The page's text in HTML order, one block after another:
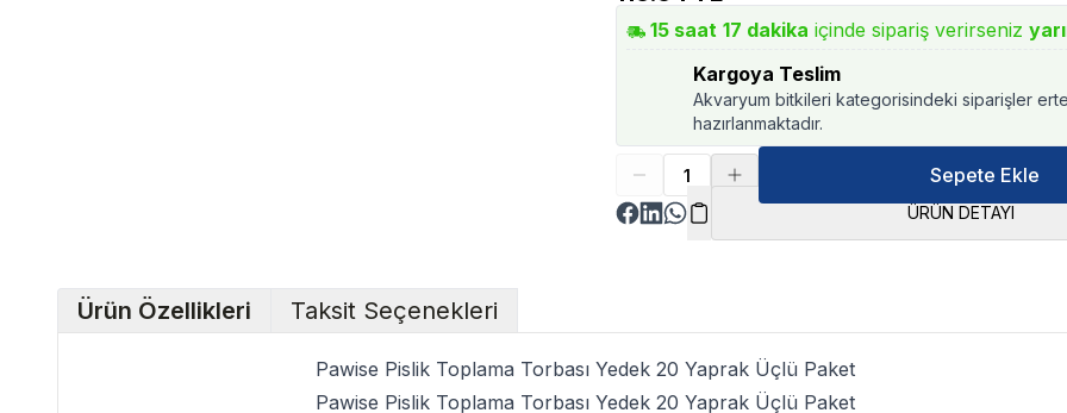
15 saat 17 dakika içinde sipariş verirseniz
Kargoya Teslim
Akvaryum bitkileri kategorisindeki siparişler
hazırlanmaktadır.
Sepete Ekle
ÜRÜN DETAYI
Ürün Özellikleri Taksit Seçenekleri
Pawise Pislik Toplama Torbası Yedek 20 Yaprak Üçlü Paket
Pawise Pislik Toplama Torbası Yedek 20 Yaprak Üçlü Paket